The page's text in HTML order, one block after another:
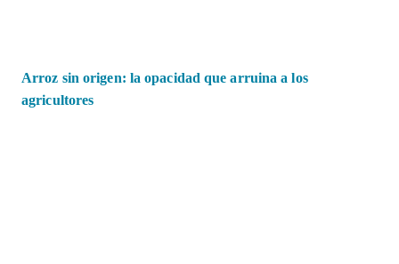
Arroz sin origen: la opacidad que arruina a los
agricultores